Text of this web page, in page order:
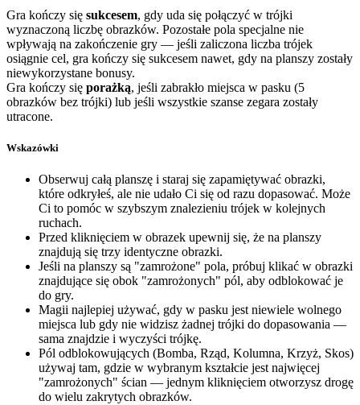
Gra kończy się sukcesem, gdy uda się połączyć w trójki
wyznaczoną liczbę obrazków. Pozostałe pola specjalne nie
wpływają na zakończenie gry — jeśli zaliczona liczba trójek
osiągnie cel, gra kończy się sukcesem nawet, gdy na planszy zostały
niewykorzystane bonusy.
Gra kończy się porażką, jeśli zabrakło miejsca w pasku (5
obrazków bez trójki) lub jeśli wszystkie szanse zegara zostały
utracone.
Wskazówki
Obserwuj całą planszę i staraj się zapamiętywać obrazki,
które odkryłeś, ale nie udało Ci się od razu dopasować. Może
Ci to pomóc w szybszym znalezieniu trójek w kolejnych
ruchach.
Przed kliknięciem w obrazek upewnij się, że na planszy
znajdują się trzy identyczne obrazki.
Jeśli na planszy są "zamrożone" pola, próbuj klikać w obrazki
znajdujące się obok "zamrożonych" pól, aby odblokować je
do gry.
Magii najlepiej używać, gdy w pasku jest niewiele wolnego
miejsca lub gdy nie widzisz żadnej trójki do dopasowania —
sama znajdzie i wyczyści trójkę.
Pól odblokowujących (Bomba, Rząd, Kolumna, Krzyż, Skos)
używaj tam, gdzie w wybranym kształcie jest najwięcej
"zamrożonych" ścian — jednym kliknięciem otworzysz drogę
do wielu zakrytych obrazków.